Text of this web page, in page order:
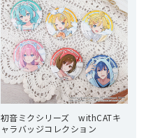
初音ミクシリーズ withCATキ
ャラバッジコレクション